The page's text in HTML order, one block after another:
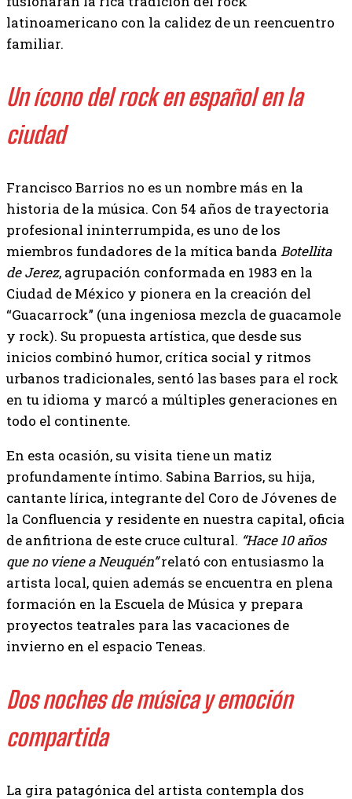
latinoamericano con la calidez de un reencuentro
familiar.
Un ícono del rock en español en la
ciudad
Francisco Barrios no es un nombre más en la
historia de la música. Con 54 años de trayectoria
profesional ininterrumpida, es uno de los
miembros fundadores de la mítica banda Botellita
de Jerez, agrupación conformada en 1983 en la
Ciudad de México y pionera en la creación del
“Guacarrock” (una ingeniosa mezcla de guacamole
y rock). Su propuesta artística, que desde sus
inicios combinó humor, crítica social y ritmos
urbanos tradicionales, sentó las bases para el rock
en tu idioma y marcó a múltiples generaciones en
todo el continente.
En esta ocasión, su visita tiene un matiz
profundamente íntimo. Sabina Barrios, su hija,
cantante lírica, integrante del Coro de Jóvenes de
la Confluencia y residente en nuestra capital, oficia
de anfitriona de este cruce cultural. “Hace 10 años
que no viene a Neuquén”relató con entusiasmo la
artista local, quien además se encuentra en plena
formación en la Escuela de Música y prepara
proyectos teatrales para las vacaciones de
invierno en el espacio Teneas.
Dos noches de música y emoción
compartida
La gira patagónica del artista contempla dos